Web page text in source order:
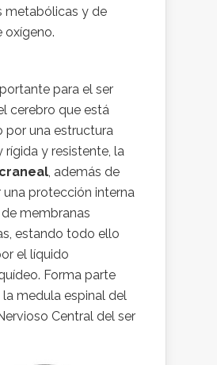
metabólicas y de
oxígeno.
para el ser
cerebro que está
por una estructura
rígida y resistente, la
, además de
una protección interna
membranas
estando todo ello
el líquido
Forma parte
medula espinal del
Central del ser